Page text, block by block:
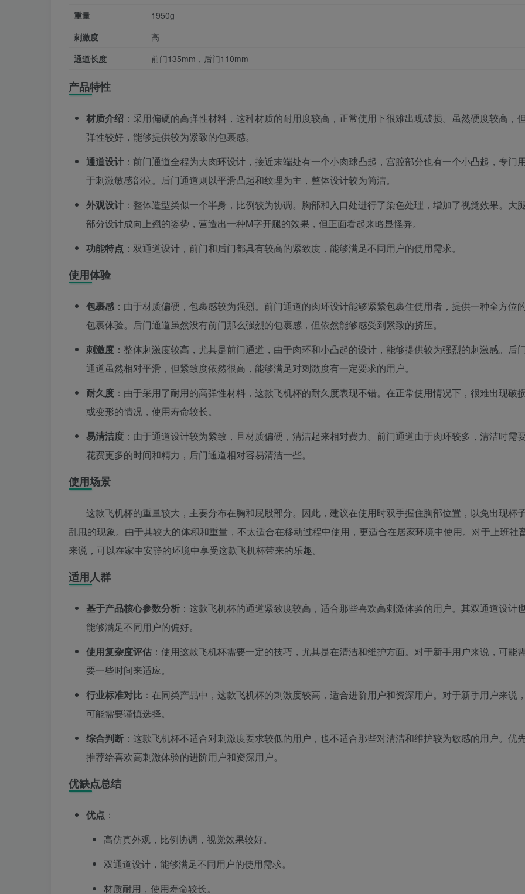
重量
1950g
刺激度
高
通道长度
前门135mm，后门110mm
产品特性
材质介绍 ：采用偏硬的高弹性材料，这种材质的耐用度较高，正常使用下很难出现破损。虽然硬度较高，但
弹性较好，能够提供较为紧致的包裹感。
通道设计 ：前门通道全程为大肉环设计，接近末端处有一个小肉球凸起，宫腔部分也有一个小凸起，专门用
于刺激敏感部位。后门通道则以平滑凸起和纹理为主，整体设计较为简洁。
外观设计 ：整体造型类似一个半身，比例较为协调。胸部和入口处进行了染色处理，增加了视觉效果。大
部分设计成向上翘的姿势，营造出一种M字开腿的效果，但正面看起来略显怪异。
功能特点 ：双通道设计，前门和后门都具有较高的紧致度，能够满足不同用户的使用需求。
使用体验
包裹感 ：由于材质偏硬，包裹感较为强烈。前门通道的肉环设计能够紧紧包裹住使用者，提供一种全方位
包裹体验。后门通道虽然没有前门那么强烈的包裹感，但依然能够感受到紧致的挤压。
刺激度 ：整体刺激度较高，尤其是前门通道，由于肉环和小凸起的设计，能够提供较为强烈的刺激感。后门
通道虽然相对平滑，但紧致度依然很高，能够满足对刺激度有一定要求的用户。
耐久度 ：由于采用了耐用的高弹性材料，这款飞机杯的耐久度表现不错。在正常使用情况下，很难出现破
或变形的情况，使用寿命较长。
易清洁度 ：由于通道设计较为紧致，且材质偏硬，清洁起来相对费力。前门通道由于肉环较多，清洁时需
花费更多的时间和精力，后门通道相对容易清洁一些。
使用场景
这款飞机杯的重量较大，主要分布在胸和屁股部分。因此，建议在使用时双手握住胸部位置，以免出现杯
乱甩的现象。由于其较大的体积和重量，不太适合在移动过程中使用，更适合在居家环境中使用。对于上班社
来说，可以在家中安静的环境中享受这款飞机杯带来的乐趣。
适用人群
基于产品核心参数分析 ：这款飞机杯的通道紧致度较高，适合那些喜欢高刺激体验的用户。其双通道设计
能够满足不同用户的偏好。
使用复杂度评估 ：使用这款飞机杯需要一定的技巧，尤其是在清洁和维护方面。对于新手用户来说，可能
要一些时间来适应。
行业标准对比 ：在同类产品中，这款飞机杯的刺激度较高，适合进阶用户和资深用户。对于新手用户来说，
可能需要谨慎选择。
综合判断 ：这款飞机杯不适合对刺激度要求较低的用户，也不适合那些对清洁和维护较为敏感的用户。优
推荐给喜欢高刺激体验的进阶用户和资深用户。
优缺点总结
优点 ：
高仿真外观，比例协调，视觉效果较好。
双通道设计，能够满足不同用户的使用需求。
材质耐用，使用寿命较长。